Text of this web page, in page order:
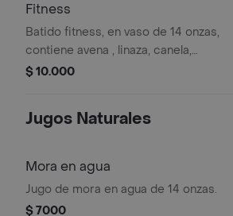
Fitness
Batido fitness, en vaso de 14 onzas,
contiene avena , linaza, canela,
banana, leche y helado y esencia de
$ 10.000
Jugos Naturales
Mora en agua
Jugo de mora en agua de 14 onzas.
$ 7000